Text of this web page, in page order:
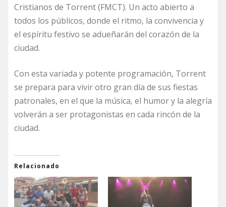
Cristianos de Torrent (FMCT). Un acto abierto a
todos los públicos, donde el ritmo, la convivencia y
el espíritu festivo se adueñarán del corazón de la
ciudad.
Con esta variada y potente programación, Torrent
se prepara para vivir otro gran día de sus fiestas
patronales, en el que la música, el humor y la alegría
volverán a ser protagonistas en cada rincón de la
ciudad.
Relacionado